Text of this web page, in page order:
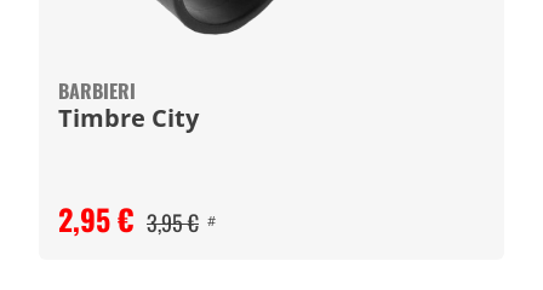
BARBIERI
Timbre City
2,95 € 3,95 € #